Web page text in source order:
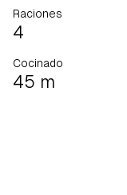
Raciones
4
Cocinado
45 m